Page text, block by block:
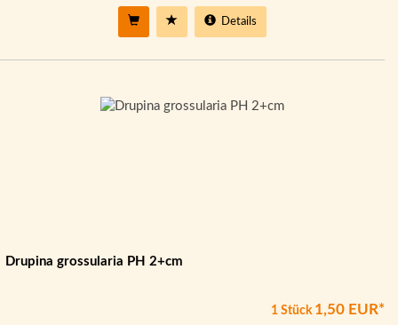
Details
Drupina grossularia PH 2+cm
1 Stück 1,50 EUR*